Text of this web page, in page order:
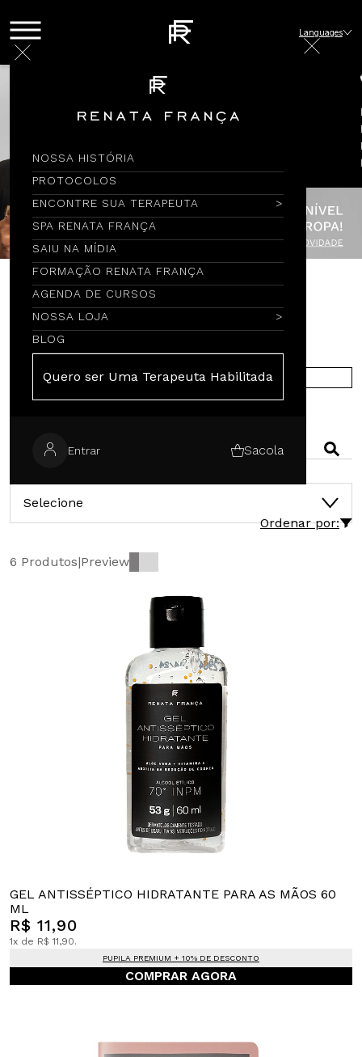
NOSSA HISTÓRIA
PROTOCOLOS
ENCONTRE SUA TERAPEUTA
SPA RENATA FRANÇA
SAIU NA MÍDIA
FORMAÇÃO RENATA FRANÇA
AGENDA DE CURSOS
NOSSA LOJA
BLOG
Quero ser Uma Terapeuta Habilitada
Entrar Sacola
Languages
Encontre por Nome
COMPRE NA EUROPA
Selecione
Ordenar por:
6 Produtos|Preview
GEL ANTISSÉPTICO HIDRATANTE PARA AS MÃOS 60
ML
R$ 11,90
1x de R$ 11,90.
PUPILA PREMIUM + 10% DE DESCONTO
COMPRAR AGORA